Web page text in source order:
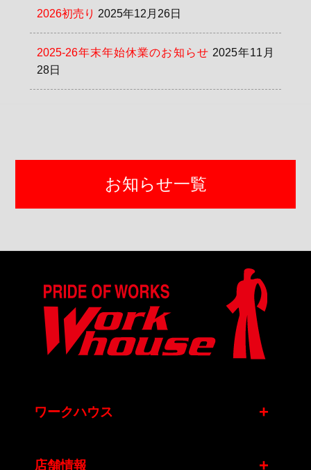
2026初売り 2025年12月26日
2025-26年末年始休業のお知らせ 2025年11月
28日
お知らせ一覧
ワークハウス +
店舗情報 +